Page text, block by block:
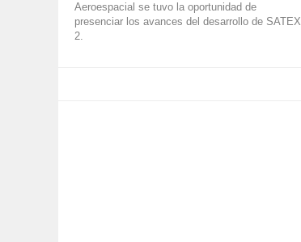
Aeroespacial se tuvo la oportunidad de
presenciar los avances del desarrollo de SATEX
2.